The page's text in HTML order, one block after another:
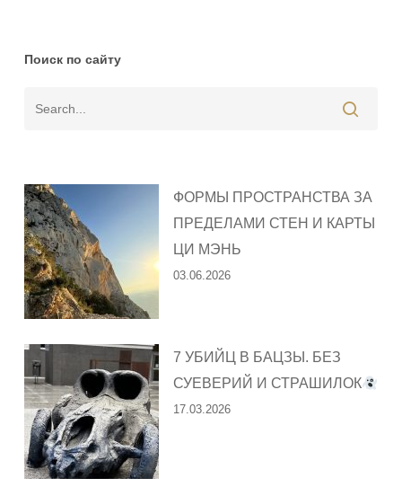
Поиск по сайту
ФОРМЫ ПРОСТРАНСТВА ЗА
ПРЕДЕЛАМИ СТЕН И КАРТЫ
ЦИ МЭНЬ
03.06.2026
7 УБИЙЦ В БАЦЗЫ. БЕЗ
СУЕВЕРИЙ И СТРАШИЛОК
17.03.2026